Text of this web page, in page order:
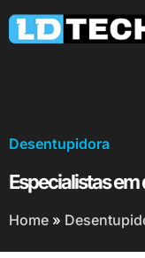
Desentupidora
Especialistas
Home »